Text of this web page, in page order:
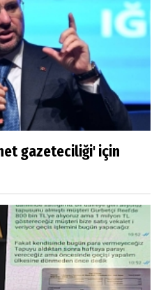
gazeteciliği' için